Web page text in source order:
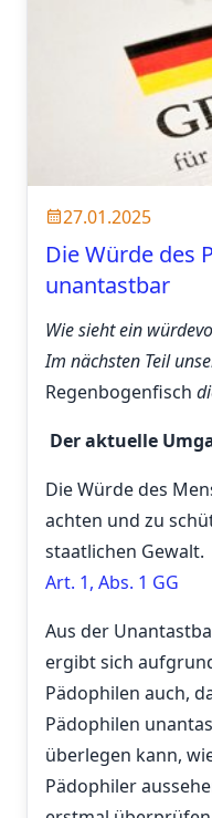
27.01.2025
Die Würde des
unantastbar
Wie sieht ein
Im nächsten Teil
Regenbogenfisch
Der aktuelle
Die Würde des
achten und zu
staatlichen Gewalt.
Art. 1, Abs. 1 GG
Aus der
ergibt sich
Pädophilen auch,
Pädophilen
überlegen kann,
Pädophiler